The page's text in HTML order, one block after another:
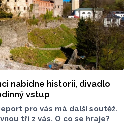
nabídne historii, divadlo
vstup
pro vás má další soutěž.
tři z vás. O co se hraje?